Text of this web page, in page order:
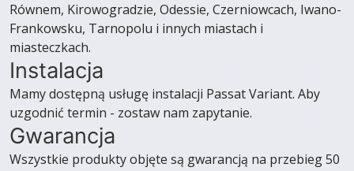
Równem, Kirowogradzie, Odessie, Czerniowcach, Iwano-
Frankowsku, Tarnopolu i innych miastach i
miasteczkach.
Instalacja
Mamy dostępną usługę instalacji Passat Variant. Aby
uzgodnić termin - zostaw nam zapytanie.
Gwarancja
Wszystkie produkty objęte są gwarancją na przebieg 50